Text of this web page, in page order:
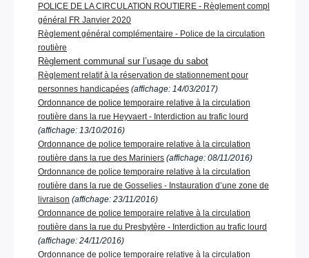
POLICE DE LA CIRCULATION ROUTIERE - Règlement compl
général FR Janvier 2020
Règlement général complémentaire - Police de la circulation
routière
Règlement communal sur l’usage du sabot
Règlement relatif à la réservation de stationnement pour
personnes handicapées (affichage: 14/03/2017)
Ordonnance de police temporaire relative à la circulation
routière dans la rue Heyvaert - Interdiction au trafic lourd
(affichage: 13/10/2016)
Ordonnance de police temporaire relative à la circulation
routière dans la rue des Mariniers (affichage: 08/11/2016)
Ordonnance de police temporaire relative à la circulation
routière dans la rue de Gosselies - Instauration d’une zone de
livraison (affichage: 23/11/2016)
Ordonnance de police temporaire relative à la circulation
routière dans la rue du Presbytère - Interdiction au trafic lourd
(affichage: 24/11/2016)
Ordonnance de police temporaire relative à la circulation